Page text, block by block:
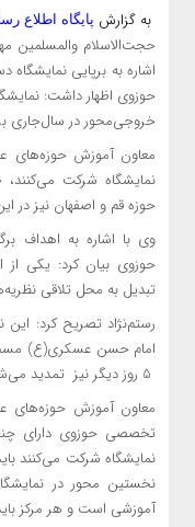
به گزارش پایگاه اطلاع
حجت‌الاسلام‌ والمسلمین
اشاره به برپایی
حوزوی اظهار داشت:
خروجی‌محور در سال‌جاری
نمایشگاه شرکت
حوزه قم و اصفهان نیز در
وی با اشاره به اهداف
حوزوی بیان کرد: یکی
تبدیل به محل تلاقی
امام حسن عسکری(ع)
معاون آموزش حوزه‌های
تخصصی حوزوی دارای
نمایشگاه شرکت می‌کنند
نخستین محور در
آموزشی است و هر مرکز